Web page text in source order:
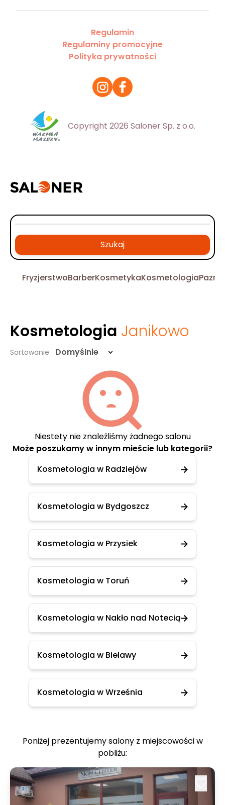
Regulamin
Regulaminy promocyjne
Polityka prywatności
Copyright 2026 Saloner Sp. z o.o.
Szukaj
FryzjerstwoBarberKosmetykaKosmetologia
Kosmetologia Janikowo
Sortowanie Domyślnie
Niestety nie znaleźliśmy żadnego salonu
Może poszukamy w innym mieście lub kategorii?
Kosmetologia w Radziejów
Kosmetologia w Bydgoszcz
Kosmetologia w Przysiek
Kosmetologia w Toruń
Kosmetologia w Nakło nad Notecią
Kosmetologia w Bielawy
Kosmetologia w Września
Poniżej prezentujemy salony z miejscowości w
pobliżu: